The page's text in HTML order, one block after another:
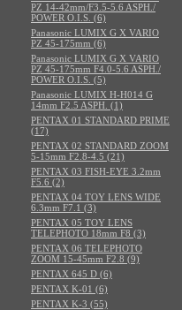
PZ 14-42mm/F3.5-5.6 ASPH./
POWER O.I.S. (6)
Panasonic LUMIX G X VARIO
PZ 45-175mm (6)
Panasonic LUMIX G X VARIO
PZ 45-175mm F4.0-5.6 ASPH./
POWER O.I.S. (5)
Panasonic LUMIX H-H014 G
14mm F2.5 ASPH. (1)
PENTAX 01 STANDARD PRIME
(17)
PENTAX 02 STANDARD ZOOM
5-15mm F2.8-4.5 (21)
PENTAX 03 FISH-EYE 3.2mm
F5.6 (2)
PENTAX 04 TOY LENS WIDE
6.3mm F7.1 (3)
PENTAX 05 TOY LENS
TELEPHOTO 18mm F8 (3)
PENTAX 06 TELEPHOTO
ZOOM 15-45mm F2.8 (9)
PENTAX 645 D (6)
PENTAX K-01 (6)
PENTAX K-3 (55)